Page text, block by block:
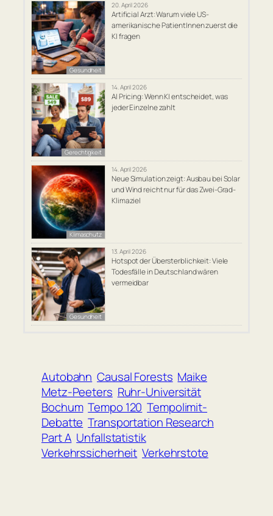
Gesundheit
20. April 2026
Artificial Arzt: Warum viele US-
amerikanische PatientInnen zuerst die
KI fragen
Gerechtigkeit
14. April 2026
AI Pricing: Wenn KI entscheidet, was
jeder Einzelne zahlt
Klimaschutz
14. April 2026
Neue Simulation zeigt: Ausbau bei Solar
und Wind reicht nur für das Zwei-Grad-
Klimaziel
Gesundheit
13. April 2026
Hotspot der Übersterblichkeit: Viele
Todesfälle in Deutschland wären
vermeidbar
Autobahn Causal Forests Maike
Metz-Peeters Ruhr-Universität
Bochum Tempo 120 Tempolimit-
Debatte Transportation Research
Part A Unfallstatistik
Verkehrssicherheit Verkehrstote